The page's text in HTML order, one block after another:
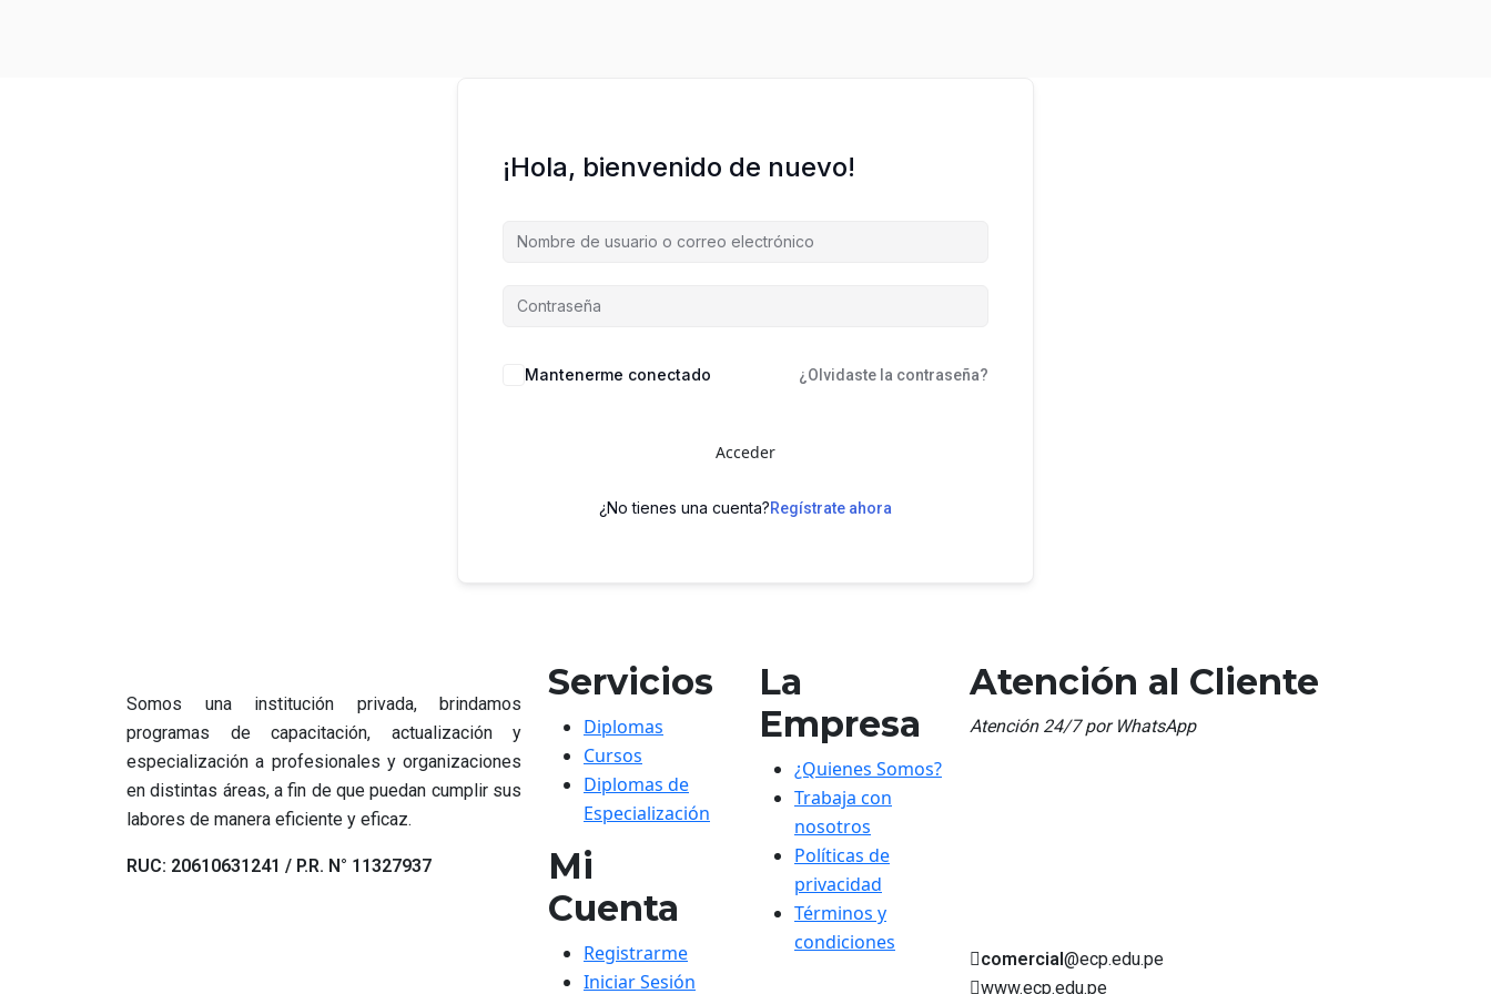
¡Hola, bienvenido de nuevo!
Mantenerme conectado ¿Olvidaste la contraseña?
Acceder
¿No tienes una cuenta?Regístrate ahora
Somos una institución privada, brindamos
programas de capacitación, actualización y
especialización a profesionales y organizaciones
en distintas áreas, a fin de que puedan cumplir sus
labores de manera eficiente y eficaz.
RUC: 20610631241 / P.R. N° 11327937
Servicios
Diplomas
Cursos
Diplomas de
Especialización
Mi
Cuenta
Registrarme
Iniciar Sesión
La
Empresa
¿Quienes Somos?
Trabaja con
nosotros
Políticas de
privacidad
Términos y
condiciones
Atención al Cliente
Atención 24/7 por WhatsApp
comercial@ecp.edu.pe
www.ecp.edu.pe